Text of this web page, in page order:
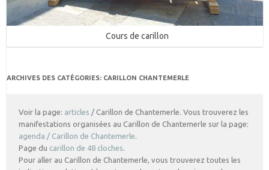
Cours de carillon
ARCHIVES DES CATÉGORIES: CARILLON CHANTEMERLE
Voir la page: articles / Carillon de Chantemerle. Vous trouverez les
manifestations organisées au Carillon de Chantemerle sur la page:
agenda / Carillon de Chantemerle.
Page du carillon de 48 cloches.
Pour aller au Carillon de Chantemerle, vous trouverez toutes les